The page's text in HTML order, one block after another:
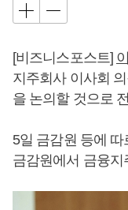
[비즈니스포스트]
지주회사 이사회
을 논의할 것으로
5일 금감원 등에
금감원에서 금융